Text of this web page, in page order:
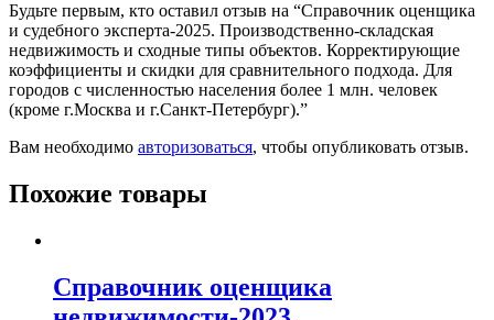
Будьте первым, кто оставил отзыв на “Справочник оценщика
и судебного эксперта-2025. Производственно-складская
недвижимость и сходные типы объектов. Корректирующие
коэффициенты и скидки для сравнительного подхода. Для
городов с численностью населения более 1 млн. человек
(кроме г.Москва и г.Санкт-Петербург).”
Вам необходимо авторизоваться, чтобы опубликовать отзыв.
Похожие товары
Справочник оценщика